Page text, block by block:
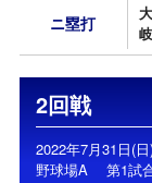
ニ塁打
2回戦
2022年7月31日(
野球場A 第1試